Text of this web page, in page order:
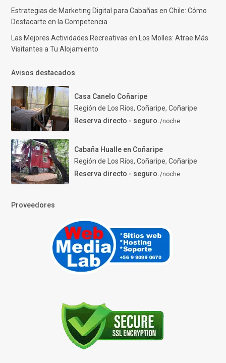
Estrategias de Marketing Digital para Cabañas en Chile: Cómo
Destacarte en la Competencia
Las Mejores Actividades Recreativas en Los Molles: Atrae Más
Visitantes a Tu Alojamiento
Avisos destacados
Casa Canelo Coñaripe
Región de Los Ríos, Coñaripe, Coñaripe
Reserva directo - seguro./noche
Cabaña Hualle en Coñaripe
Región de Los Ríos, Coñaripe, Coñaripe
Reserva directo - seguro./noche
Proveedores